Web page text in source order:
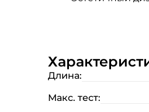
Длина:
Макс. тест: